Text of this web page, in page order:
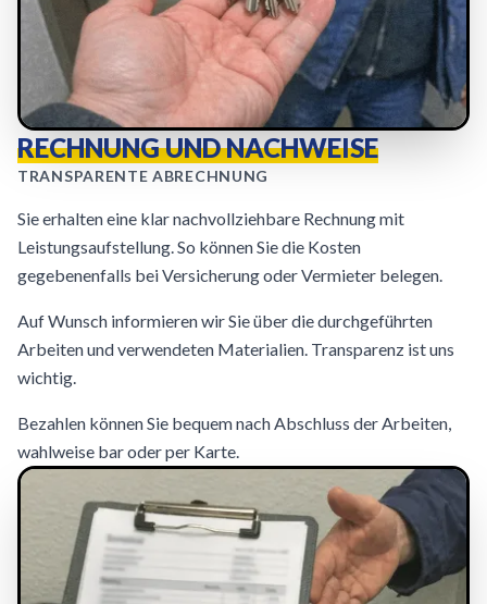
RECHNUNG UND NACHWEISE
TRANSPARENTE ABRECHNUNG
Sie erhalten eine klar nachvollziehbare Rechnung mit
Leistungsaufstellung. So können Sie die Kosten
gegebenenfalls bei Versicherung oder Vermieter belegen.
Auf Wunsch informieren wir Sie über die durchgeführten
Arbeiten und verwendeten Materialien. Transparenz ist uns
wichtig.
Bezahlen können Sie bequem nach Abschluss der Arbeiten,
wahlweise bar oder per Karte.